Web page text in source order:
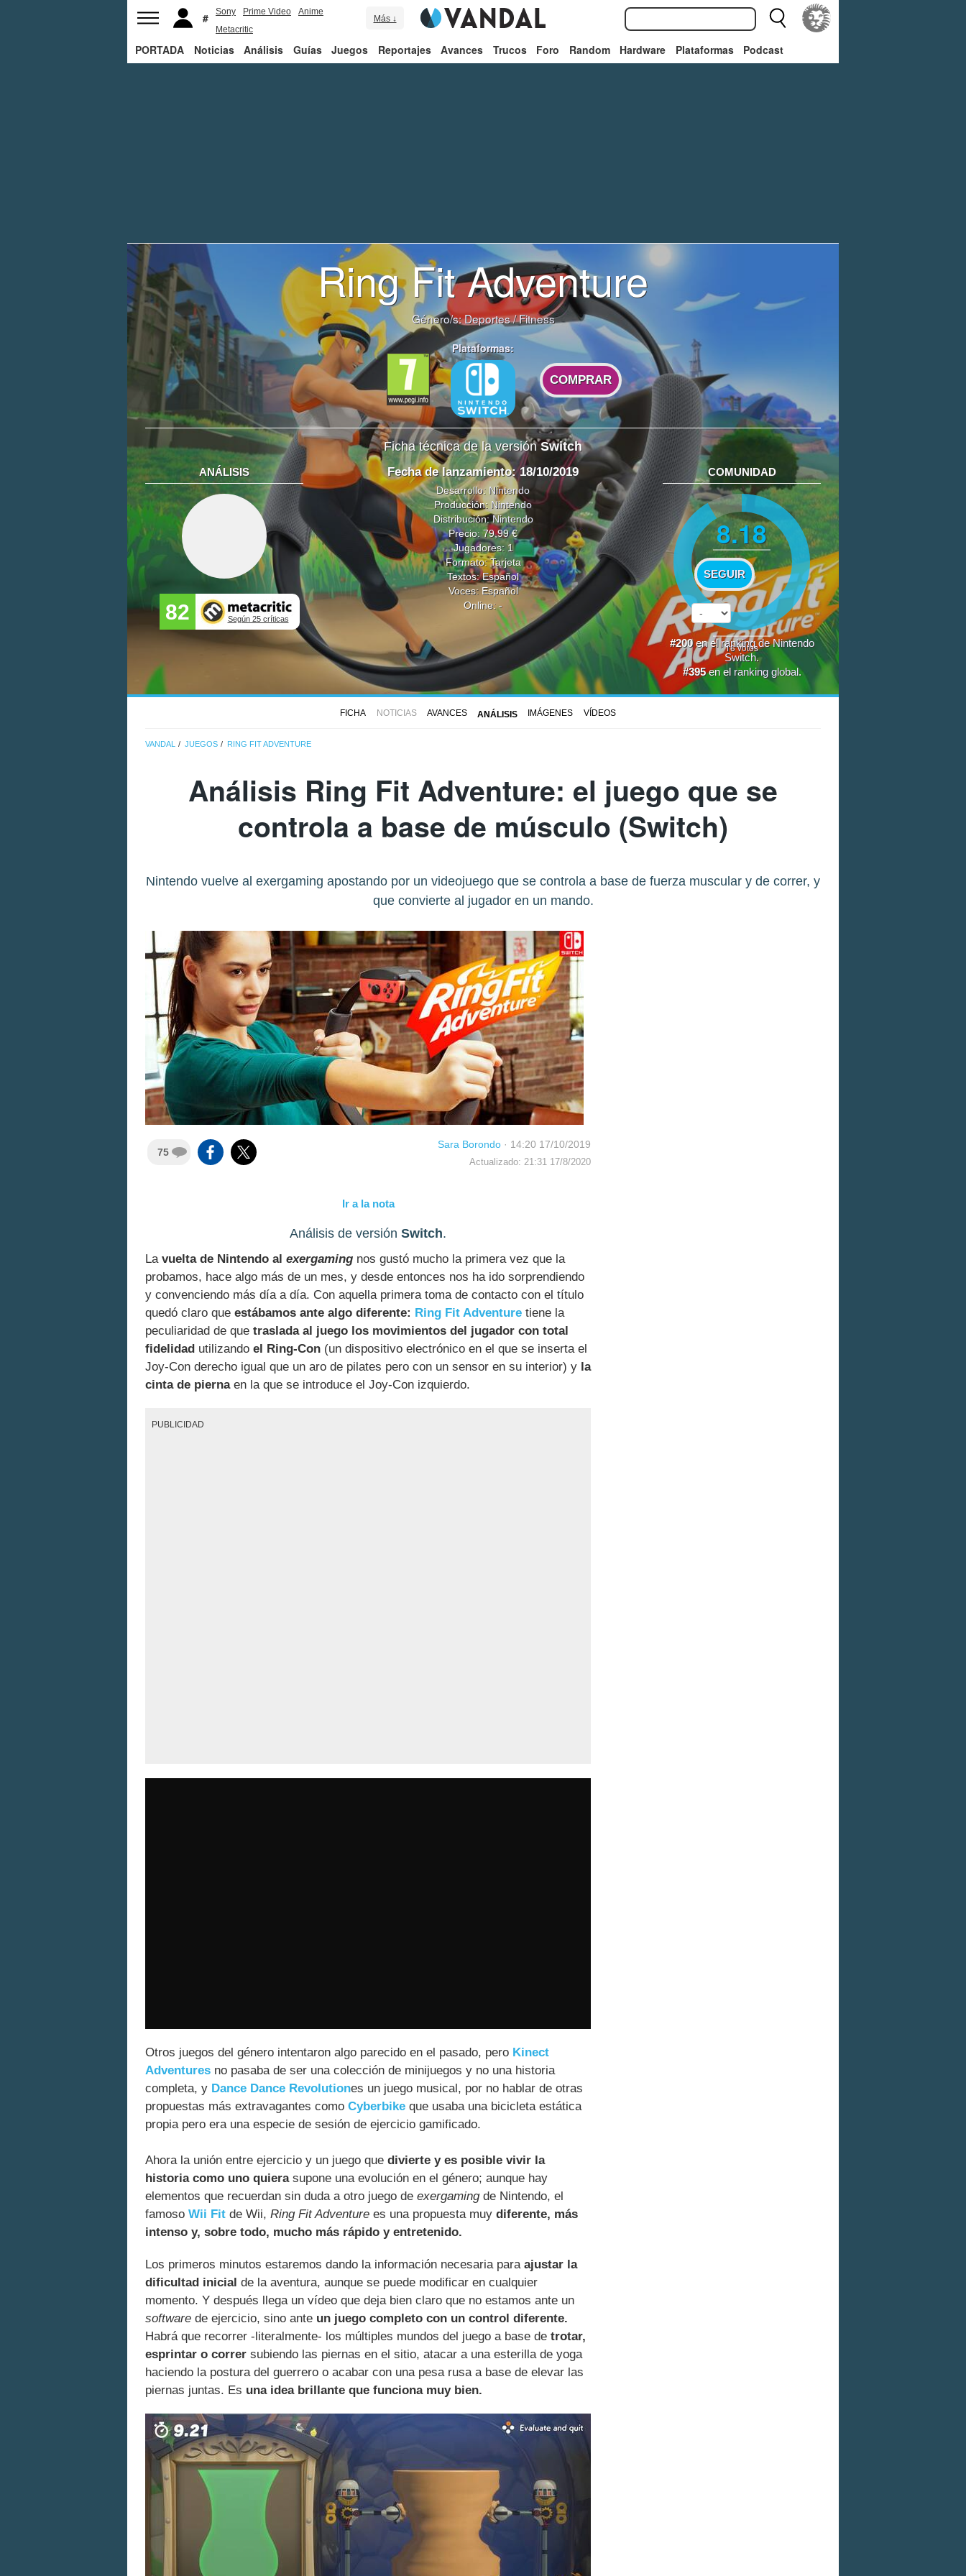
Sony Prime Video
Anime
Metacritic
Más ↓
PORTADA Noticias Análisis Guías Juegos Reportajes Avances Trucos Foro Random Hardware Plataformas Podcast
Ring Fit Adventure
Género/s:Deportes/Fitness
Plataformas:
COMPRAR
Ficha técnica de la versiónSwitch
ANÁLISIS
82 Según 25 críticas
Fecha de lanzamiento: 18/10/2019
Desarrollo: Nintendo
Producción: Nintendo
Distribución:Nintendo
Precio: 79,99 €
Jugadores: 1
Formato: Tarjeta
Textos: Español
Voces: Español
Online: -
COMUNIDAD
8.18
SEGUIR
16votos
#200en elranking de Nintendo
Switch.
#395en el ranking global.
FICHA NOTICIAS AVANCES ANÁLISIS IMÁGENES VÍDEOS
VANDAL JUEGOS RING FIT ADVENTURE
Análisis Ring Fit Adventure: el juego que se
controla a base de músculo (Switch)
Nintendo vuelve al exergaming apostando por un videojuego que se controla a base de fuerza muscular y de correr, y
que convierte al jugador en un mando.
75
Sara Borondo · 14:20 17/10/2019
Actualizado: 21:31 17/8/2020
Ir a la nota
Análisis de versión Switch.
La vuelta de Nintendo al exergaming nos gustó mucho la primera vez que la
probamos, hace algo más de un mes, y desde entonces nos ha ido sorprendiendo
y convenciendo más día a día. Con aquella primera toma de contacto con el título
quedó claro que estábamos ante algo diferente: Ring Fit Adventure tiene la
peculiaridad de que traslada al juego los movimientos del jugador con total
fidelidad utilizando el Ring-Con (un dispositivo electrónico en el que se inserta el
Joy-Con derecho igual que un aro de pilates pero con un sensor en su interior) y la
cinta de piernaen la que se introduce el Joy-Con izquierdo.
PUBLICIDAD
Otros juegos del género intentaron algo parecido en el pasado, pero Kinect
Adventures no pasaba de ser una colección de minijuegos y no una historia
completa, y Dance Dance Revolutiones un juego musical, por no hablar de otras
propuestas más extravagantes como Cyberbike que usaba una bicicleta estática
propia pero era una especie de sesión de ejercicio gamificado.
Ahora la unión entre ejercicio y un juego que divierte y es posible vivir la
historia como uno quierasupone una evolución en el género; aunque hay
elementos que recuerdan sin duda a otro juego de exergamingde Nintendo, el
famoso Wii Fit de Wii, Ring Fit Adventure es una propuesta muy diferente, más
intenso y, sobre todo, mucho más rápido y entretenido.
Los primeros minutos estaremos dando la información necesaria para ajustar la
dificultad inicial de la aventura, aunque se puede modificar en cualquier
momento. Y después llega un vídeo que deja bien claro que no estamos ante un
software de ejercicio, sino ante un juego completo con un control diferente.
Habrá que recorrer -literalmente- los múltiples mundos del juego a base de trotar,
esprintar o correr subiendo las piernas en el sitio, atacar a una esterilla de yoga
haciendo la postura del guerrero o acabar con una pesa rusa a base de elevar las
piernas juntas. Es una idea brillante que funciona muy bien.